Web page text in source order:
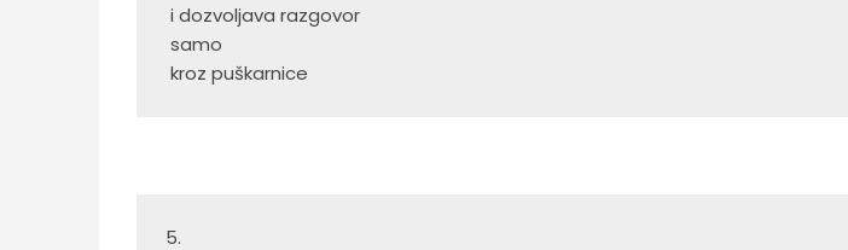
i dozvoljava razgovor
samo
kroz puškarnice
5.